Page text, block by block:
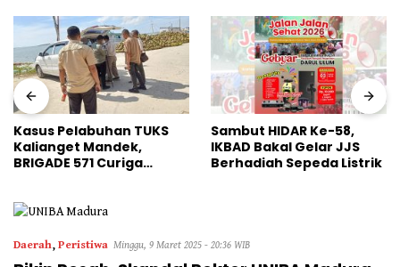
Kasus Pelabuhan TUKS
Kalianget Mandek,
BRIGADE 571 Curiga
Sambut HIDAR Ke-58,
IKBAD Bakal Gelar JJS
Berhadiah Sepeda Listrik
Daerah, Peristiwa Minggu, 9 Maret 2025 - 20:36 WIB